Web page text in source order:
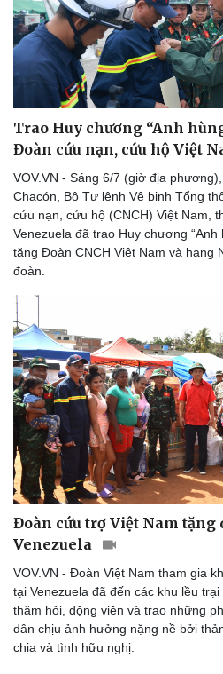
Doanh nghiệp
Thông tin doanh nghiệp
Doanh nghiệp 24h
Doanh nhân
Trao Huy chương “Anh
Đoàn cứu nạn, cứu hộ Việt
VOV.VN - Sáng 6/7 (giờ địa
Chacón, Bộ Tư lệnh Vệ binh Tổng
cứu nạn, cứu hộ (CNCH) Việt Nam,
Venezuela đã trao Huy chương “Anh
tặng Đoàn CNCH Việt Nam và hạng
đoàn.
Đoàn cứu trợ Việt Nam tặng
Venezuela
VOV.VN - Đoàn Việt Nam tham gia
tại Venezuela đã đến các khu lều
thăm hỏi, động viên và trao những
dân chịu ảnh hưởng nặng nề bởi
chia và tình hữu nghị.